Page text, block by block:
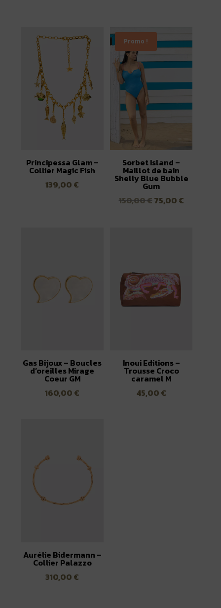
Principessa Glam –
Collier Magic Fish
139,00 €
Promo !
Sorbet Island –
Maillot de bain
Shelly Blue Bubble
Gum
150,00€ Le
75,00 €Le
Gas Bijoux – Boucles
d’oreilles Mirage
Coeur GM
160,00 €
Inoui Editions –
Trousse Croco
caramel M
45,00 €
Aurélie Bidermann –
Collier Palazzo
310,00 €